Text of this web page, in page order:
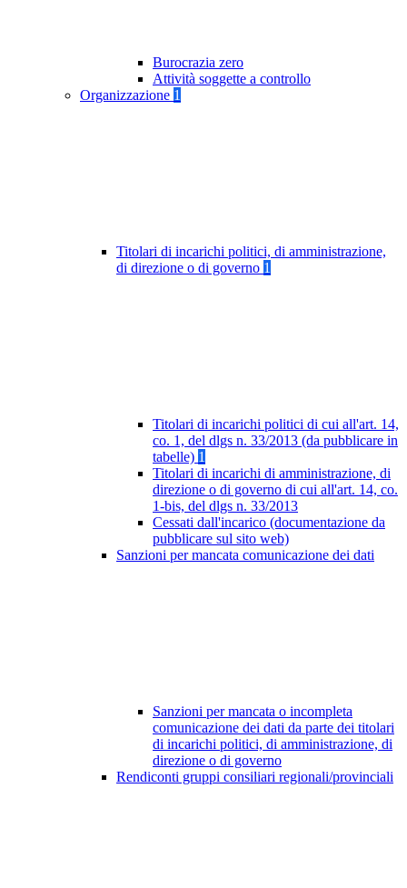
Burocrazia zero
Attività soggette a controllo
Organizzazione 1
Titolari di incarichi politici, di amministrazione,
di direzione o di governo 1
Titolari di incarichi politici di cui all'art. 14,
co. 1, del dlgs n. 33/2013 (da pubblicare in
tabelle) 1
Titolari di incarichi di amministrazione, di
direzione o di governo di cui all'art. 14, co.
1-bis, del dlgs n. 33/2013
Cessati dall'incarico (documentazione da
pubblicare sul sito web)
Sanzioni per mancata comunicazione dei dati
Sanzioni per mancata o incompleta
comunicazione dei dati da parte dei titolari
di incarichi politici, di amministrazione, di
direzione o di governo
Rendiconti gruppi consiliari regionali/provinciali